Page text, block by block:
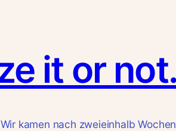
it or not.
kamen nach zweieinhalb